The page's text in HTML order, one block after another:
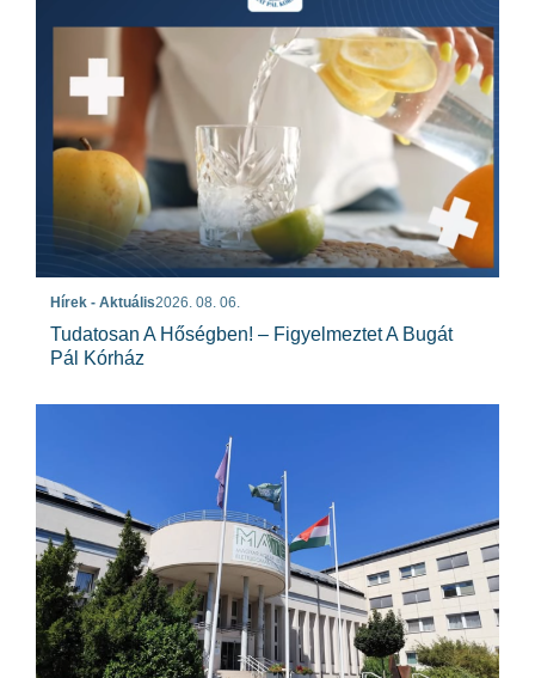
Hírek - Aktuális2026. 08. 06.
Tudatosan A Hőségben! – Figyelmeztet A Bugát
Pál Kórház